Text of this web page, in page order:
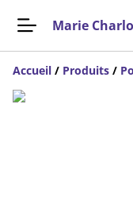
Marie
Accueil / Produits /